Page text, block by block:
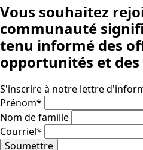
Vous souhaitez
communauté
tenu informé des
opportunités et des
S'inscrire à notre lettre
Prénom*
Nom de famille
Courriel*
Soumettre